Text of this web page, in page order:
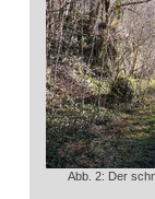
Abb. 2: Der